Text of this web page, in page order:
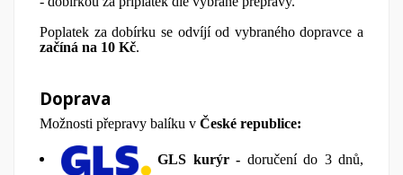
Poplatek za dobírku se odvíjí od vybraného dopravce a
začíná na 10 Kč.
Doprava
Možnosti přepravy balíku v České republice:
GLS kurýr - doručení do 3 dnů,